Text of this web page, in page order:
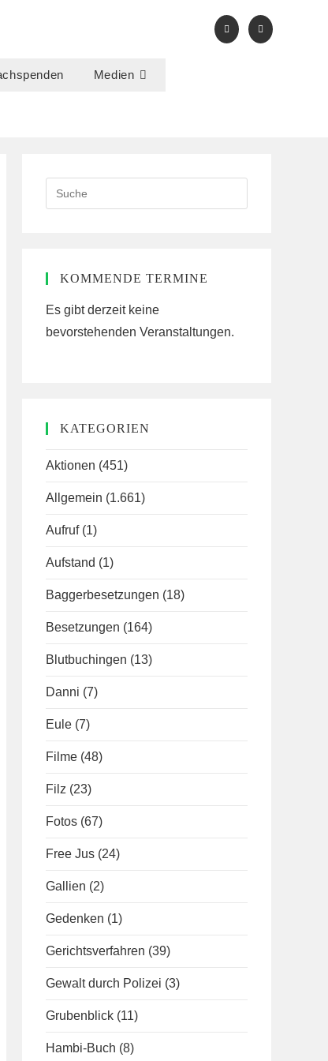
Medien
this
KOMMENDE TERMINE
Es gibt derzeit keine
bevorstehenden Veranstaltungen.
KATEGORIEN
Aktionen (451)
Allgemein (1.661)
Aufruf (1)
Aufstand (1)
Baggerbesetzungen (18)
Besetzungen (164)
Blutbuchingen (13)
Danni (7)
Eule (7)
Filme (48)
Filz (23)
Fotos (67)
Free Jus (24)
Gallien (2)
Gedenken (1)
Gerichtsverfahren (39)
Gewalt durch Polizei (3)
Grubenblick (11)
Hambi-Buch (8)